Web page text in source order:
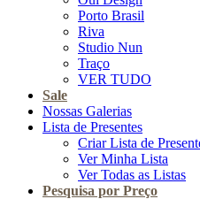
Porto Brasil
Riva
Studio Nun
Traço
VER TUDO
Sale
Nossas Galerias
Lista de Presentes
Criar Lista de
Ver Minha Lista
Ver Todas as Listas
Pesquisa por Preço